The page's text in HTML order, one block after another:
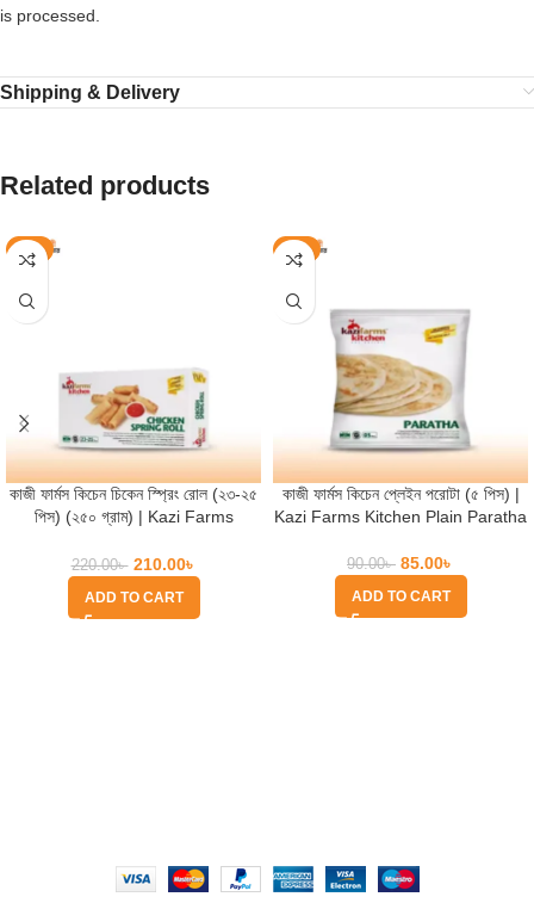
is processed.
Shipping & Delivery
Related products
-5%
কাজী ফার্মস কিচেন চিকেন স্প্রিং রোল (২৩-২৫
পিস) (২৫০ গ্রাম) | Kazi Farms
220.00৳ 210.00৳
ADD TO CART
-6%
কাজী ফার্মস কিচেন প্লেইন পরোটা (৫ পিস) |
Kazi Farms Kitchen Plain Paratha
90.00৳ 85.00৳
ADD TO CART